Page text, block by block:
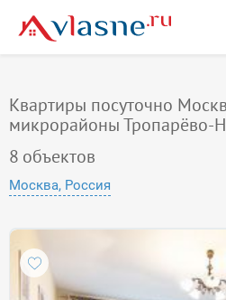
Квартиры посуточно
микрорайоны Тропарёво-
8 объектов
Москва, Россия